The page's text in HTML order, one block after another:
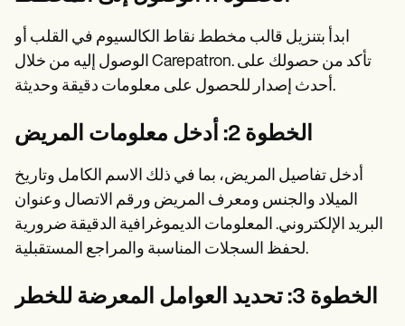
ابدأ بتنزيل قالب مخطط نقاط الكالسيوم في القلب أو
الوصول إليه من خلال Carepatron. تأكد من حصولك على
أحدث إصدار للحصول على معلومات دقيقة وحديثة.
الخطوة 2: أدخل معلومات المريض
أدخل تفاصيل المريض، بما في ذلك الاسم الكامل وتاريخ
الميلاد والجنس ومعرف المريض ورقم الاتصال وعنوان
البريد الإلكتروني. المعلومات الديموغرافية الدقيقة ضرورية
لحفظ السجلات المناسبة والمراجع المستقبلية.
الخطوة 3: تحديد العوامل المعرضة للخطر